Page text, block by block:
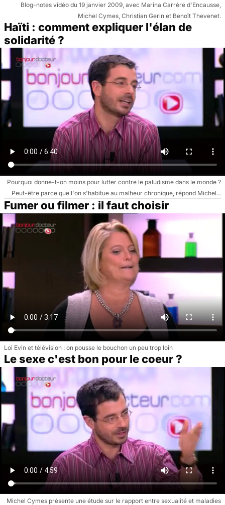
Blog-notes vidéo du 19 janvier 2009, avec Marina Carrère d'Encausse,
Michel Cymes, Christian Gerin et Benoît Thevenet.
Haïti : comment expliquer l'élan de
solidarité ?
Pourquoi donne-t-on moins pour lutter contre le paludisme dans le monde ?
Peut-être parce que l'on s'habitue au malheur chronique, répond Michel...
Fumer ou filmer : il faut choisir
Loi Evin et télévision : on pousse le bouchon un peu trop loin
Le sexe c'est bon pour le coeur ?
Michel Cymes présente une étude sur le rapport entre sexualité et maladies